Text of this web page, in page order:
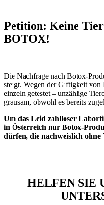
Petition: Keine
BOTOX!
Die Nachfrage nach Botox-
steigt. Wegen der Giftigkeit
einzeln getestet – unzählige
grausam, obwohl es bereits
Um das Leid zahlloser
in Österreich nur Botox-
dürfen, die nachweislich
HELFEN SIE